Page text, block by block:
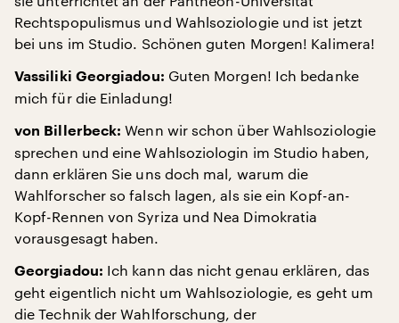
Rechtspopulismus und Wahlsoziologie und ist jetzt
bei uns im Studio. Schönen guten Morgen! Kalimera!
Vassiliki Georgiadou: Guten Morgen! Ich bedanke
mich für die Einladung!
von Billerbeck: Wenn wir schon über Wahlsoziologie
sprechen und eine Wahlsoziologin im Studio haben,
dann erklären Sie uns doch mal, warum die
Wahlforscher so falsch lagen, als sie ein Kopf-an-
Kopf-Rennen von Syriza und Nea Dimokratia
vorausgesagt haben.
Georgiadou: Ich kann das nicht genau erklären, das
geht eigentlich nicht um Wahlsoziologie, es geht um
die Technik der Wahlforschung, der